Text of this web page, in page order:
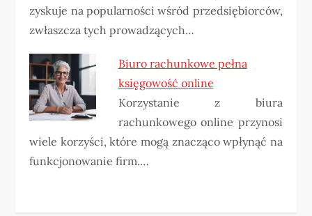
zyskuje na popularności wśród przedsiębiorców,
zwłaszcza tych prowadzących…
Biuro rachunkowe pełna
księgowość online
Korzystanie z biura
rachunkowego online przynosi
wiele korzyści, które mogą znacząco wpłynąć na
funkcjonowanie firm.…